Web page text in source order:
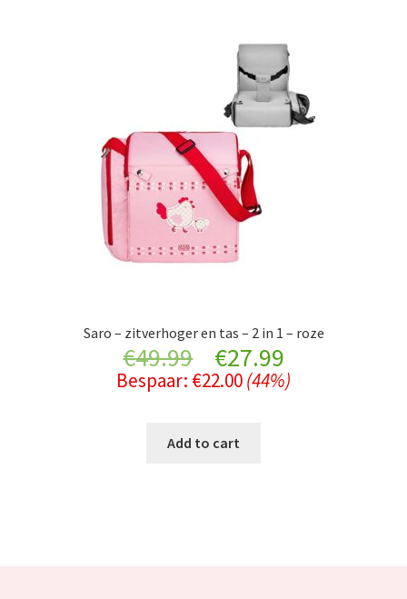
Saro – zitverhoger en tas – 2 in 1 – roze
€49.99
Original
price
was:
€27.99Current
price
Bespaar: €22.00(44%)
Add to cart